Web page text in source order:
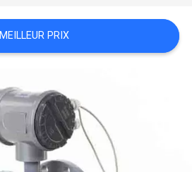
MEILLEUR PRIX